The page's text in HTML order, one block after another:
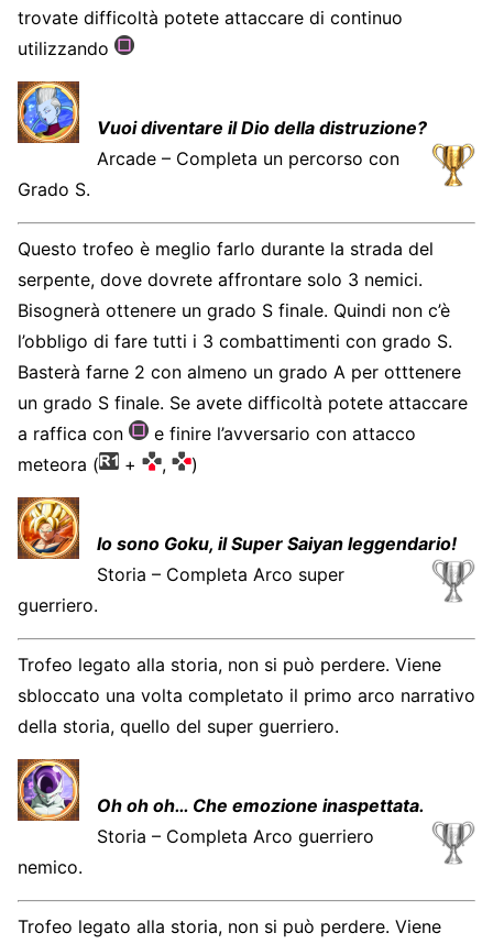
trovate difficoltà potete attaccare di continuo
utilizzando
Vuoi diventare il Dio della distruzione?
Arcade – Completa un percorso con
Grado S.
Questo trofeo è meglio farlo durante la strada del
serpente, dove dovrete affrontare solo 3 nemici.
Bisognerà ottenere un grado S finale. Quindi non c’è
l’obbligo di fare tutti i 3 combattimenti con grado S.
Basterà farne 2 con almeno un grado A per otttenere
un grado S finale. Se avete difficoltà potete attaccare
a raffica con
e finire l’avversario con attacco
meteora (
+ , )
Io sono Goku, il Super Saiyan leggendario!
Storia – Completa Arco super
guerriero.
Trofeo legato alla storia, non si può perdere. Viene
sbloccato una volta completato il primo arco narrativo
della storia, quello del super guerriero.
Oh oh oh… Che emozione inaspettata.
Storia – Completa Arco guerriero
nemico.
Trofeo legato alla storia, non si può perdere. Viene